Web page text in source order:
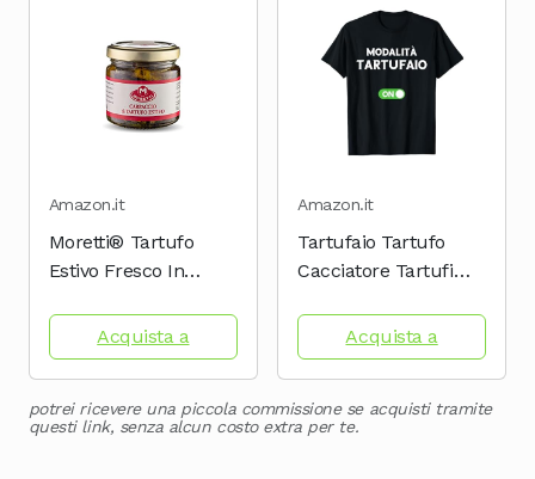
Amazon.it
Moretti® Tartufo
Estivo Fresco In
grammi, Tartufo
Nero a Fette In Olio
Extravergine D'Oliva,
Senza Conservanti,
Acquista a
Amazon.it
Tartufaio Tartufo
Cacciatore Tartufi
MagliettaAcquista a
potrei ricevere una piccola commissione se acquisti tramite
questi link, senza alcun costo extra per te.